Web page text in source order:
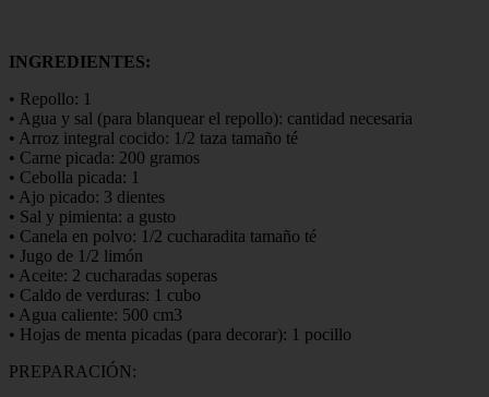
INGREDIENTES:
• Repollo: 1
• Agua y sal (para blanquear el repollo): cantidad necesaria
• Arroz integral cocido: 1/2 taza tamaño té
• Carne picada: 200 gramos
• Cebolla picada: 1
• Ajo picado: 3 dientes
• Sal y pimienta: a gusto
• Canela en polvo: 1/2 cucharadita tamaño té
• Jugo de 1/2 limón
• Aceite: 2 cucharadas soperas
• Caldo de verduras: 1 cubo
• Agua caliente: 500 cm3
• Hojas de menta picadas (para decorar): 1 pocillo
PREPARACIÓN: